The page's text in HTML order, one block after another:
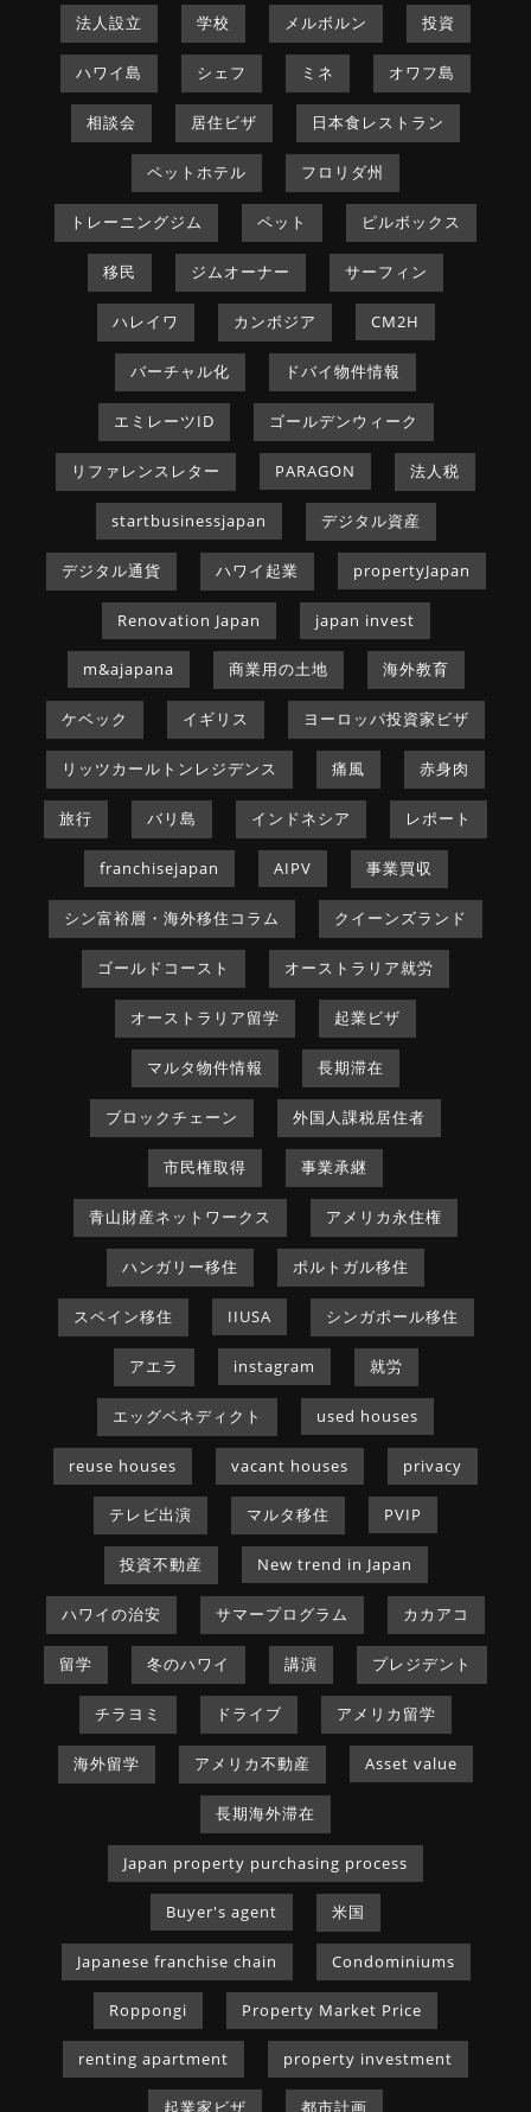
法人設立 学校 メルボルン 投資
ハワイ島 シェフ ミネ オワフ島
相談会 居住ビザ 日本食レストラン
ペットホテル フロリダ州
トレーニングジム ペット ピルボックス
移民 ジムオーナー サーフィン
ハレイワ カンボジア CM2H
バーチャル化 ドバイ物件情報
エミレーツID ゴールデンウィーク
リファレンスレター PARAGON 法人税
startbusinessjapan デジタル資産
デジタル通貨 ハワイ起業 propertyJapan
Renovation Japan japan invest
m&ajapana 商業用の土地 海外教育
ケベック イギリス ヨーロッパ投資家ビザ
リッツカールトンレジデンス 痛風 赤身肉
旅行 バリ島 インドネシア レポート
franchisejapan AIPV 事業買収
シン富裕層・海外移住コラム クイーンズランド
ゴールドコースト オーストラリア就労
オーストラリア留学 起業ビザ
マルタ物件情報 長期滞在
ブロックチェーン 外国人課税居住者
市民権取得 事業承継
青山財産ネットワークス アメリカ永住権
ハンガリー移住 ポルトガル移住
スペイン移住 IIUSA シンガポール移住
アエラ instagram 就労
エッグベネディクト used houses
reuse houses vacant houses privacy
テレビ出演 マルタ移住 PVIP
投資不動産 New trend in Japan
ハワイの治安 サマープログラム カカアコ
留学 冬のハワイ 講演 プレジデント
チラヨミ ドライブ アメリカ留学
海外留学 アメリカ不動産 Asset value
長期海外滞在
Japan property purchasing process
Buyer's agent 米国
Japanese franchise chain Condominiums
Roppongi Property Market Price
renting apartment property investment
起業家ビザ 都市計画